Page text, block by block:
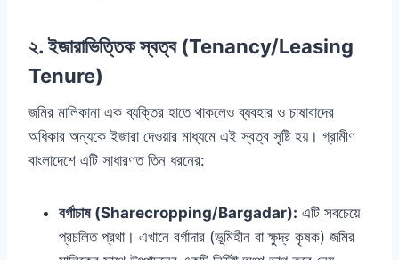
২. ইজারাভিত্তিক স্বত্ব (Tenancy/Leasing
Tenure)
জমির মালিকানা এক ব্যক্তির হাতে থাকলেও ব্যবহার ও চাষাবাদের
অধিকার অন্যকে ইজারা দেওয়ার মাধ্যমে এই স্বত্ব সৃষ্টি হয়। গ্রামীণ
বাংলাদেশে এটি সাধারণত তিন ধরনের:
বর্গাচাষ (Sharecropping/Bargadar): এটি সবচেয়ে
প্রচলিত প্রথা। এখানে বর্গাদার (ভূমিহীন বা ক্ষুদ্র কৃষক) জমির